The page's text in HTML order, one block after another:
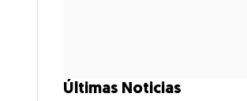
Últimas Noticias